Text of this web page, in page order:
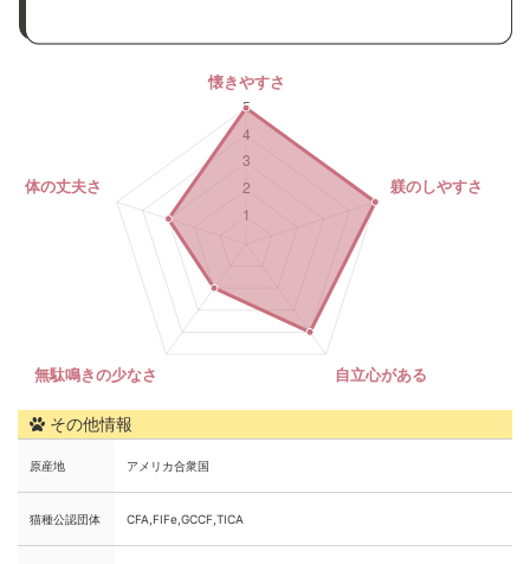
その他情報
原産地 アメリカ合衆国
猫種公認団体 CFA,FIFe,GCCF,TICA